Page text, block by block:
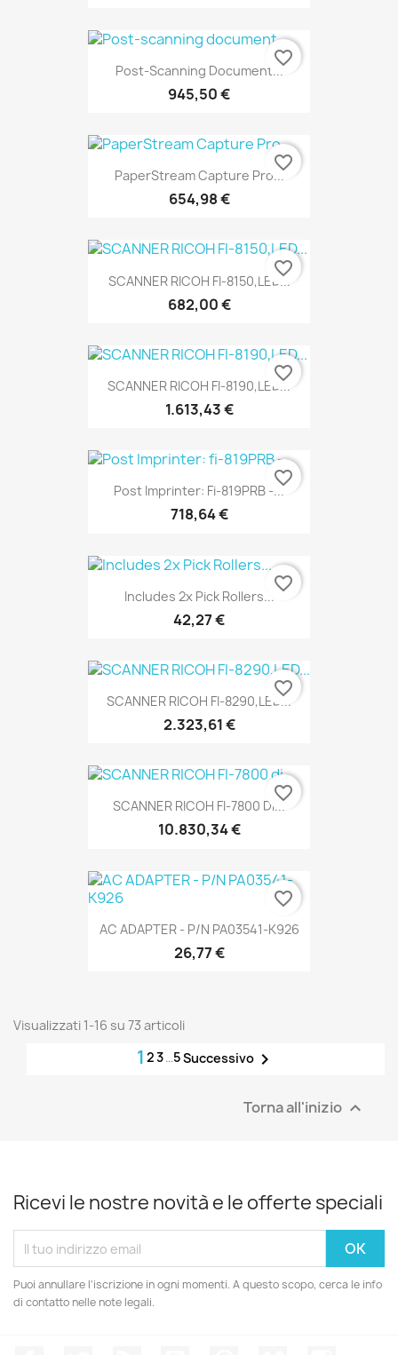
Post-Scanning Document...
945,50 €
favorite_border
PaperStream Capture Pro...
654,98 €
favorite_border
SCANNER RICOH FI-8150,LED...
682,00 €
favorite_border
SCANNER RICOH FI-8190,LED...
1.613,43 €
favorite_border
Post Imprinter: Fi-819PRB -...
718,64 €
favorite_border
Includes 2x Pick Rollers...
42,27 €
favorite_border
SCANNER RICOH FI-8290,LED...
2.323,61 €
favorite_border
SCANNER RICOH FI-7800 Di...
10.830,34 €
favorite_border
AC ADAPTER - P/N PA03541-K926
26,77 €
favorite_border
Visualizzati 1-16 su 73 articoli
1 23…5Successivo
Torna all'inizio 
Ricevi le nostre novità e le offerte speciali
Puoi annullare l'iscrizione in ogni momenti. A questo scopo, cerca le info
di contatto nelle note legali.